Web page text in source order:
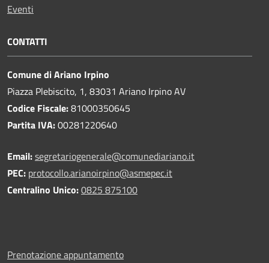
Eventi
CONTATTI
Comune di Ariano Irpino
Piazza Plebiscito, 1, 83031 Ariano Irpino AV
Codice Fiscale:81000350645
Partita IVA:00281220640
Email:segretariogenerale@comunediariano.it
PEC: protocollo.arianoirpino@asmepec.it
Centralino Unico:0825 875100
Prenotazione appuntamento